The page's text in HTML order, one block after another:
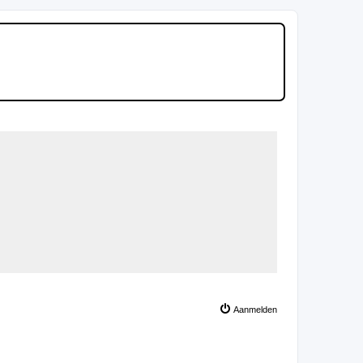
Aanmelden